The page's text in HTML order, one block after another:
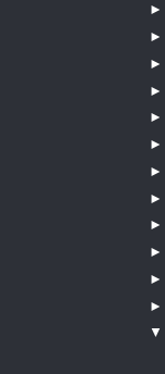
►
►
►
►
►
►
►
►
►
►
►
►
▼